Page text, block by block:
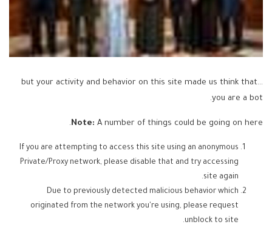
...but your activity and behavior on this site made us think that
you are a bot.
Note: A number of things could be going on here.
If you are attempting to access this site using an anonymous
Private/Proxy network, please disable that and try accessing
site again.
Due to previously detected malicious behavior which
originated from the network you're using, please request
unblock to site.